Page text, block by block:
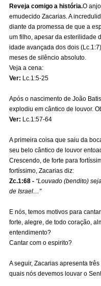
Reveja comigo a história.O
emudecido Zacarias. A
diante da promessa de que a
um filho, apesar da esterilidade
idade avançada dos dois
meses de silêncio absoluto.
Veja a cena:
Ver: Lc.1:5-25
Após o nascimento de João
explodiu em cântico de louvor.
Ver: Lc.1:57-64
A primeira coisa que saiu da
seu belo cântico de louvor
Crescendo, de forte para
fortíssimo, Zacarias diz:
Zc.1:68 - “Louvado (bendito)
de Israel…”
E nós, temos motivos para
forte, alegre, de todo coração,
entendimento?
Cantar com o espirito?
A seguir, Zacarias apresenta
quais nós devemos louvar o